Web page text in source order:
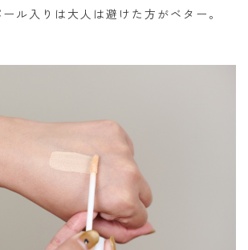
ル入りは大人は避けた方がベター。